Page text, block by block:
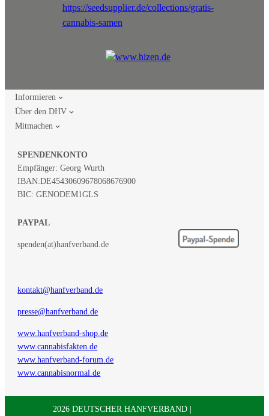
Informieren
Über den DHV
Mitmachen
SPENDENKONTO
Empfänger: Georg Wurth
IBAN:DE45430609678068676900
BIC: GENODEM1GLS
PAYPAL
spenden(at)hanfverband.de
kontakt@hanfverband.de
presse@hanfverband.de
www.hanfverband-shop.de
www.cannabisfakten.de
www.hanfverband-forum.de
www.cannabisnormal.de
2026 DEUTSCHER HANFVERBAND |